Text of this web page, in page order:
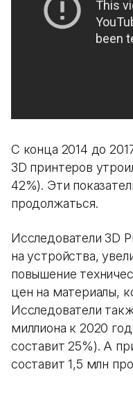
С конца 2014 до
3D принтеров
42%). Эти
продолжаться.
Исследователи 3D
на устройства,
повышение
цен на материалы,
Исследователи
миллиона к 2020
составит 25%). А
составит 1,5 млн